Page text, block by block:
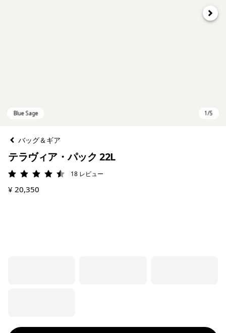
次へ
バッグ＆ギア
テラヴィア・パック 22L
評価: 4.5 / 5
18 レビュー
¥ 20,350